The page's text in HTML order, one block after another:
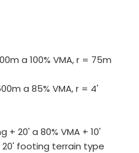
a 100% VMA, r = 75m
a 85% VMA, r = 4'
+ 20' a 80% VMA + 10'
20' footing terrain type